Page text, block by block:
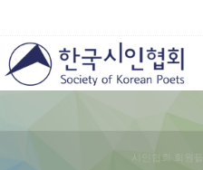
시인협회 회원